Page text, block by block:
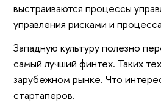
выстраиваются процессы
управления рисками и
Западную культуру полезно
самый лучший финтех. Таких
зарубежном рынке. Что
стартаперов.